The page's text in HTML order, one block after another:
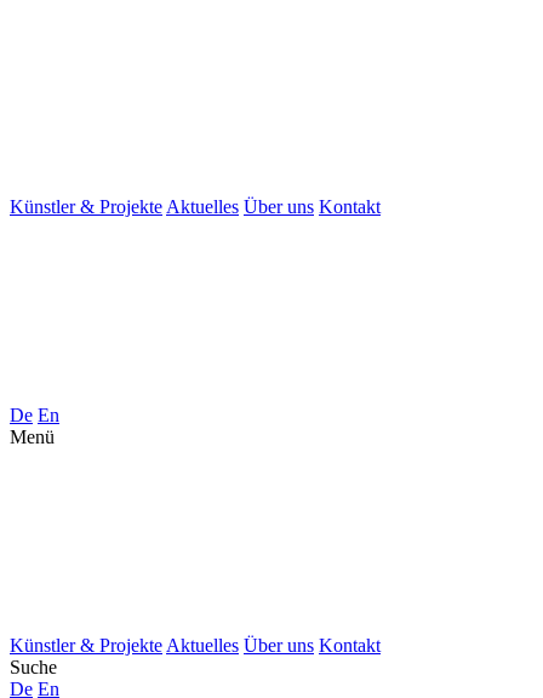
Künstler & Projekte Aktuelles Über uns Kontakt
De En
Menü
Künstler & Projekte Aktuelles Über uns Kontakt
Suche
De En